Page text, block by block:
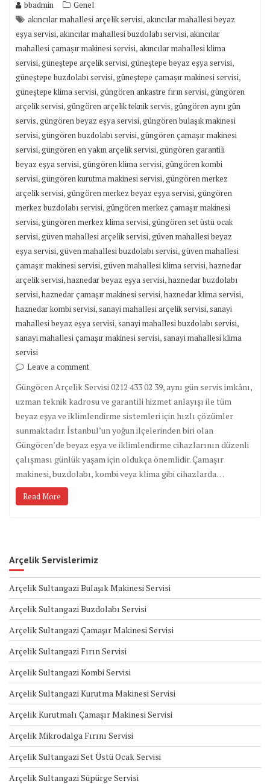
bbadmin
Genel
akıncılar mahallesi arçelik servisi,akıncılar mahallesi beyaz
eşya servisi,akıncılar mahallesi buzdolabı servisi,akıncılar
mahallesi çamaşır makinesi servisi,akıncılar mahallesi klima
servisi,güneştepe arçelik servisi,güneştepe beyaz eşya servisi,
güneştepe buzdolabı servisi,güneştepe çamaşır makinesi servisi,
güneştepe klima servisi,güngören ankastre fırın servisi,güngören
arçelik servisi,güngören arçelik teknik servis,güngören aynı gün
servis,güngören beyaz eşya servisi,güngören bulaşık makinesi
servisi,güngören buzdolabı servisi,güngören çamaşır makinesi
servisi,güngören en yakın arçelik servisi,güngören garantili
beyaz eşya servisi,güngören klima servisi,güngören kombi
servisi,güngören kurutma makinesi servisi,güngören merkez
arçelik servisi,güngören merkez beyaz eşya servisi,güngören
merkez buzdolabı servisi,güngören merkez çamaşır makinesi
servisi,güngören merkez klima servisi,güngören set üstü ocak
servisi,güven mahallesi arçelik servisi,güven mahallesi beyaz
eşya servisi,güven mahallesi buzdolabı servisi,güven mahallesi
çamaşır makinesi servisi,güven mahallesi klima servisi,haznedar
arçelik servisi,haznedar beyaz eşya servisi,haznedar buzdolabı
servisi,haznedar çamaşır makinesi servisi,haznedar klima servisi,
haznedar kombi servisi,sanayi mahallesi arçelik servisi,sanayi
mahallesi beyaz eşya servisi,sanayi mahallesi buzdolabı servisi,
sanayi mahallesi çamaşır makinesi servisi,sanayi mahallesi klima
servisi
Leave a comment
Güngören Arçelik Servisi 0212 433 02 39, aynı gün servis imkânı,
uzman teknik kadrosu ve garantili hizmet anlayışı ile tüm
beyaz eşya ve iklimlendirme sistemleri için hızlı çözümler
sunmaktadır. İstanbul’un yoğun ilçelerinden biri olan
Güngören’de beyaz eşya ve iklimlendirme cihazlarının düzenli
çalışması günlük yaşam için oldukça önemlidir. Çamaşır
makinesi, buzdolabı, kombi veya klima gibi cihazlarda…
Read More
Arçelik Servislerimiz
Arçelik Sultangazi Bulaşık Makinesi Servisi
Arçelik Sultangazi Buzdolabı Servisi
Arçelik Sultangazi Çamaşır Makinesi Servisi
Arçelik Sultangazi Fırın Servisi
Arçelik Sultangazi Kombi Servisi
Arçelik Sultangazi Kurutma Makinesi Servisi
Arçelik Kurutmalı Çamaşır Makinesi Servisi
Arçelik Mikrodalga Fırını Servisi
Arçelik Sultangazi Set Üstü Ocak Servisi
Arçelik Sultangazi Süpürge Servisi